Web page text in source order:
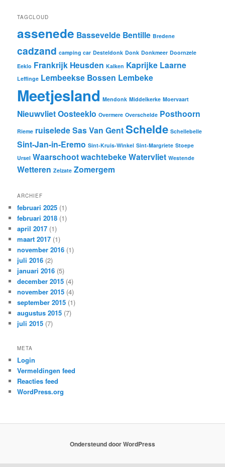
TAGCLOUD
assenede Bassevelde Bentille Bredene
cadzand camping car Desteldonk Donk Donkmeer Doornzele
Eeklo Frankrijk Heusden Kalken Kaprijke Laarne
Leffinge Lembeekse Bossen Lembeke
Meetjesland Mendonk Middelkerke Moervaart
NieuwvlietOosteeklo Overmere Overschelde Posthoorn
Rieme ruiseledeSas Van GentSchelde Schellebelle
Sint-Jan-in-Eremo Sint-Kruis-Winkel Sint-Margriete Stoepe
Ursel WaarschootwachtebekeWatervliet Westende
Wetteren Zelzate Zomergem
ARCHIEF
februari 2025 (1)
februari 2018 (1)
april 2017 (1)
maart 2017 (1)
november 2016 (1)
juli 2016 (2)
januari 2016 (5)
december 2015 (4)
november 2015 (4)
september 2015 (1)
augustus 2015 (7)
juli 2015 (7)
META
Login
Vermeldingen feed
Reacties feed
WordPress.org
Ondersteund door WordPress